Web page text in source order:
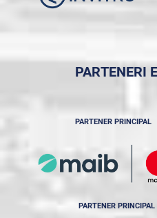
PARTENERI
PARTENER PRINCIPAL
PARTENER PRINCIPAL